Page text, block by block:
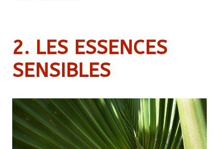
2. LES ESSENCES
SENSIBLES